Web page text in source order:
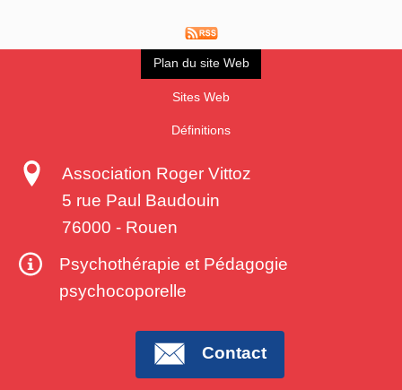
Plan du site Web
Sites Web
Définitions
Association Roger Vittoz
5 rue Paul Baudouin
76000 - Rouen
Psychothérapie et Pédagogie
psychocoporelle
Contact